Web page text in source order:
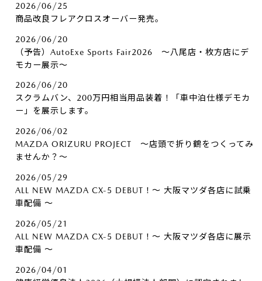
2026/06/25
商品改良フレアクロスオーバー発売。
2026/06/20
（予告）AutoExe Sports Fair2026 ～八尾店・枚方店にデ
モカー展示～
2026/06/20
スクラムバン、200万円相当用品装着！「車中泊仕様デモカ
ー」を展示します。
2026/06/02
MAZDA ORIZURU PROJECT ～店頭で折り鶴をつくってみ
ませんか？～
2026/05/29
ALL NEW MAZDA CX-5 DEBUT！～ 大阪マツダ各店に試乗
車配備 ～
2026/05/21
ALL NEW MAZDA CX-5 DEBUT！～ 大阪マツダ各店に展示
車配備 ～
2026/04/01